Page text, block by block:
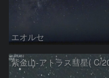
エオルセ